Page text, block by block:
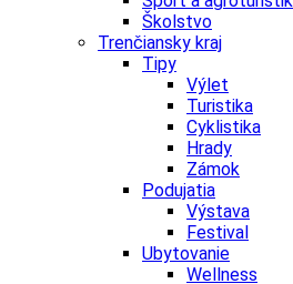
Školstvo
Trenčiansky kraj
Tipy
Výlet
Turistika
Cyklistika
Hrady
Zámok
Podujatia
Výstava
Festival
Ubytovanie
Wellness